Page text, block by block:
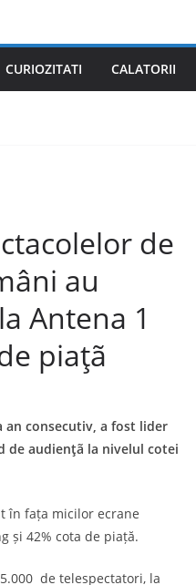
CURIOZITATI CALATORII
de
au
Antena 1
piaţã
an consecutiv, a fost lider
de audienţã la nivelul cotei
fața micilor ecrane
și 42% cota de piață.
de telespectatori, la